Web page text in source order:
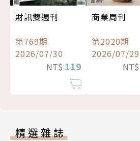
財訊雙週刊
第769期
2026/07/30
NT$ 119
商業周刊
第2020期
2026/07/29
NT$
精選雜誌